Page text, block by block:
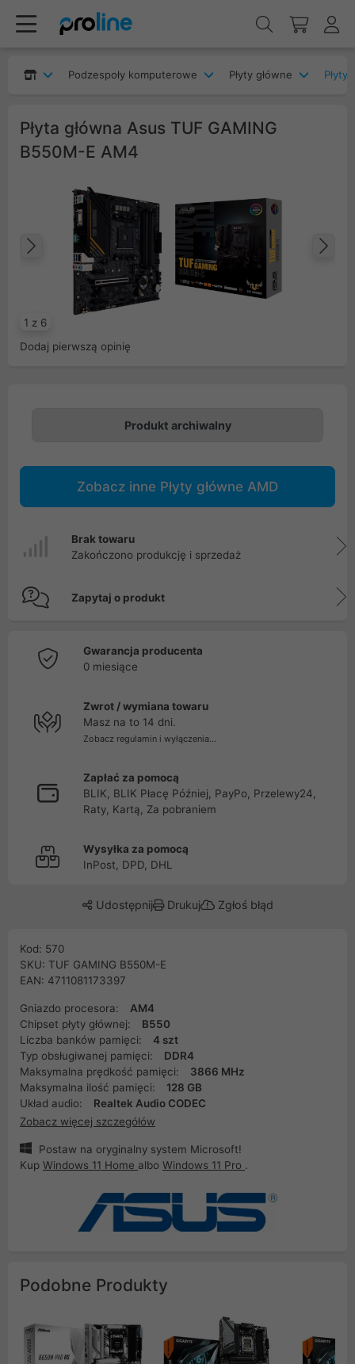
Podzespoły komputerowe Płyty główne Płyty
Płyta główna Asus TUF GAMING
B550M-E AM4
1 z 6
Poprzedni
Dodaj pierwszą opinię
Produkt archiwalny
Zobacz inne Płyty główne AMD
Brak towaru
Zakończono produkcję i sprzedaż
Zapytaj o produkt
Gwarancja producenta
0 miesiące
Zwrot / wymiana towaru
Masz na to 14 dni.
Zobacz regulamin i wyłączenia...
Zapłać za pomocą
BLIK, BLIK Płacę Później, PayPo, Przelewy24,
Raty, Kartą, Za pobraniem
Wysyłka za pomocą
InPost, DPD, DHL
Udostępnij Drukuj Zgłoś błąd
Kod: 570
SKU: TUF GAMING B550M-E
EAN: 4711081173397
Gniazdo procesora:
AM4
Chipset płyty głównej:
B550
Liczba banków pamięci:
4 szt
Typ obsługiwanej pamięci:
DDR4
Maksymalna prędkość pamięci:
3866 MHz
Maksymalna ilość pamięci:
128 GB
Układ audio:
Realtek Audio CODEC
Zobacz więcej szczegółów
Postaw na oryginalny system Microsoft!
Kup Windows 11 Home albo Windows 11 Pro .
Podobne Produkty